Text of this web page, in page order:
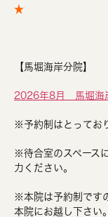
★
【馬堀海岸分院】
2026年8月 馬堀海
※予約制はとってお
※待合室のスペース
力ください。
※本院は予約制です
本院にお越し下さい。